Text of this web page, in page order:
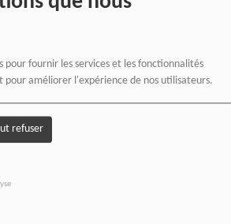
pour fournir les services et les fonctionnalités
pour améliorer l'expérience de nos utilisateurs.
refuser